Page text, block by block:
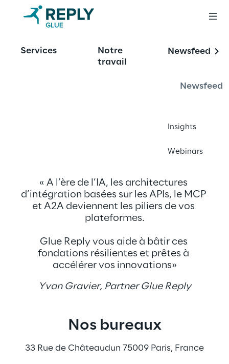
Services
Notre
travail
Newsfeed
Newsfeed
Insights
Webinars
« A l’ère de l’IA, les architectures
d’intégration basées sur les APIs, le MCP
et A2A deviennent les piliers de vos
plateformes.
Glue Reply vous aide à bâtir ces
fondations résilientes et prêtes à
accélérer vos innovations»
Yvan Gravier, Partner Glue Reply
Nos bureaux
33 Rue de Châteaudun 75009 Paris, France